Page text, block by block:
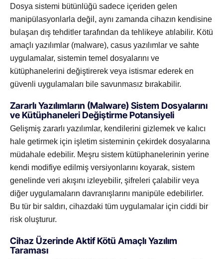
Dosya sistemi bütünlüğü sadece içeriden gelen
manipülasyonlarla değil, aynı zamanda cihazın kendisine
bulaşan dış tehditler tarafından da tehlikeye atılabilir. Kötü
amaçlı yazılımlar (malware), casus yazılımlar ve sahte
uygulamalar, sistemin temel dosyalarını ve
kütüphanelerini değiştirerek veya istismar ederek en
güvenli uygulamaları bile savunmasız bırakabilir.
Zararlı Yazılımların (Malware) Sistem Dosyalarını
ve Kütüphaneleri Değiştirme Potansiyeli
Gelişmiş zararlı yazılımlar, kendilerini gizlemek ve kalıcı
hale getirmek için işletim sisteminin çekirdek dosyalarına
müdahale edebilir. Meşru sistem kütüphanelerinin yerine
kendi modifiye edilmiş versiyonlarını koyarak, sistem
genelinde veri akışını izleyebilir, şifreleri çalabilir veya
diğer uygulamaların davranışlarını manipüle edebilirler.
Bu tür bir saldırı, cihazdaki tüm uygulamalar için ciddi bir
risk oluşturur.
Cihaz Üzerinde Aktif Kötü Amaçlı Yazılım
Taraması